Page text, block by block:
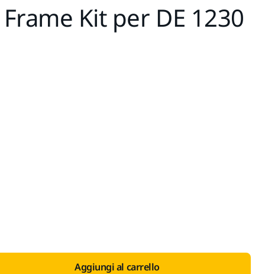
Kit per DE 1230
Aggiungi al carrello